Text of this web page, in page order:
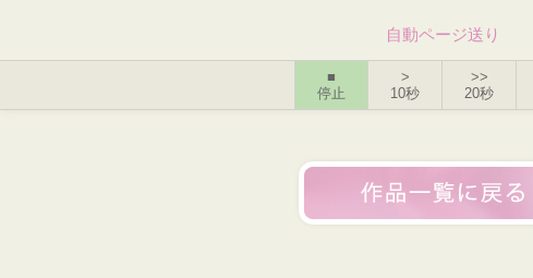
自動ページ送り
■
停止
>
10秒
>>
20秒